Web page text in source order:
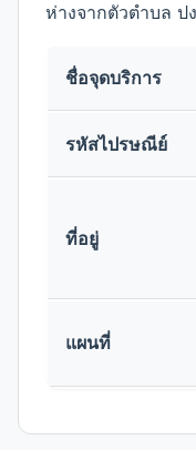
ห่างจากตัวตำบล ป
ชื่อจุดบริการ
รหัสไปรษณีย์
ที่อยู่
แผนที่